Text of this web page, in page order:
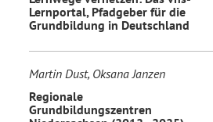
Lernportal, Pfadgeber für die
Grundbildung in Deutschland
Martin Dust, Oksana Janzen
Regionale
Grundbildungszentren